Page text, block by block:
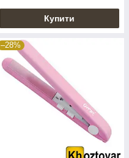
Купити
–28%